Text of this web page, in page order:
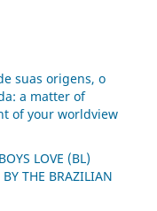
suas origens, o
a matter of
of your worldview
LOVE (BL)
THE BRAZILIAN